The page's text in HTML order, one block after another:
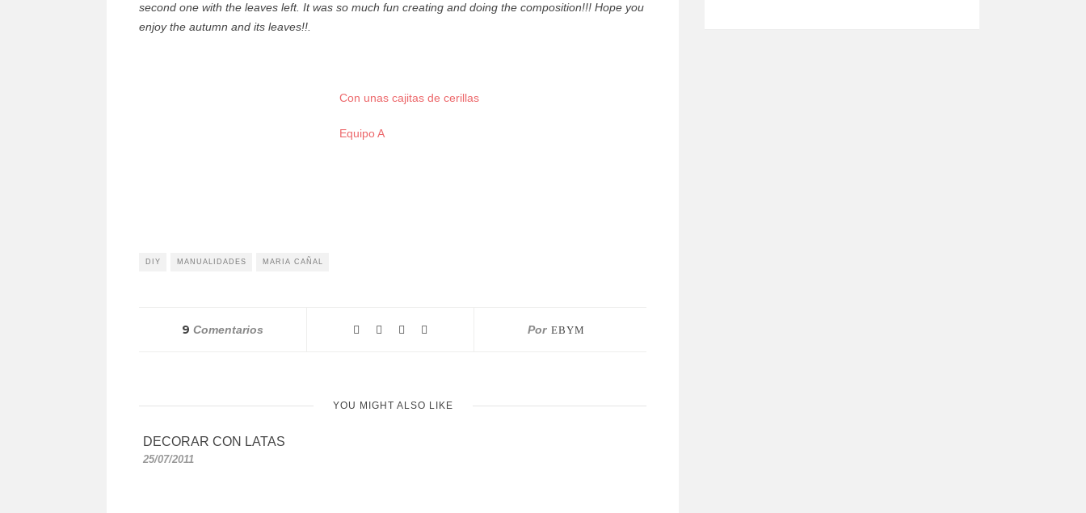
second one with the leaves left. It was so much fun creating and doing the composition!!! Hope you
enjoy the autumn and its leaves!!.
Con unas cajitas de cerillas
Equipo A
DIY MANUALIDADES MARIA CAÑAL
9 Comentarios Por EBYM
YOU MIGHT ALSO LIKE
DECORAR CON LATAS
25/07/2011